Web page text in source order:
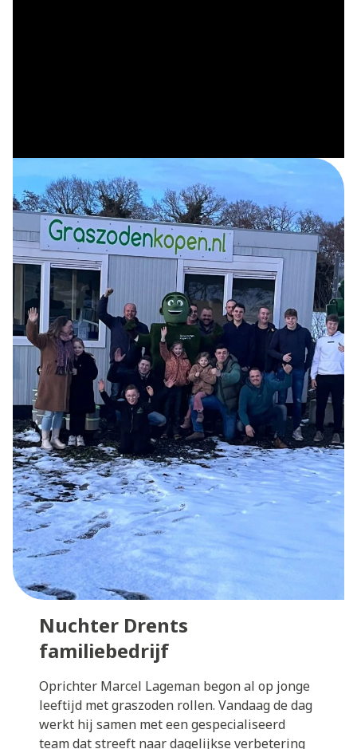
Nuchter Drents
familiebedrijf
Oprichter Marcel Lageman begon al op jonge
leeftijd met graszoden rollen. Vandaag de dag
werkt hij samen met een gespecialiseerd
team dat streeft naar dagelijkse verbetering